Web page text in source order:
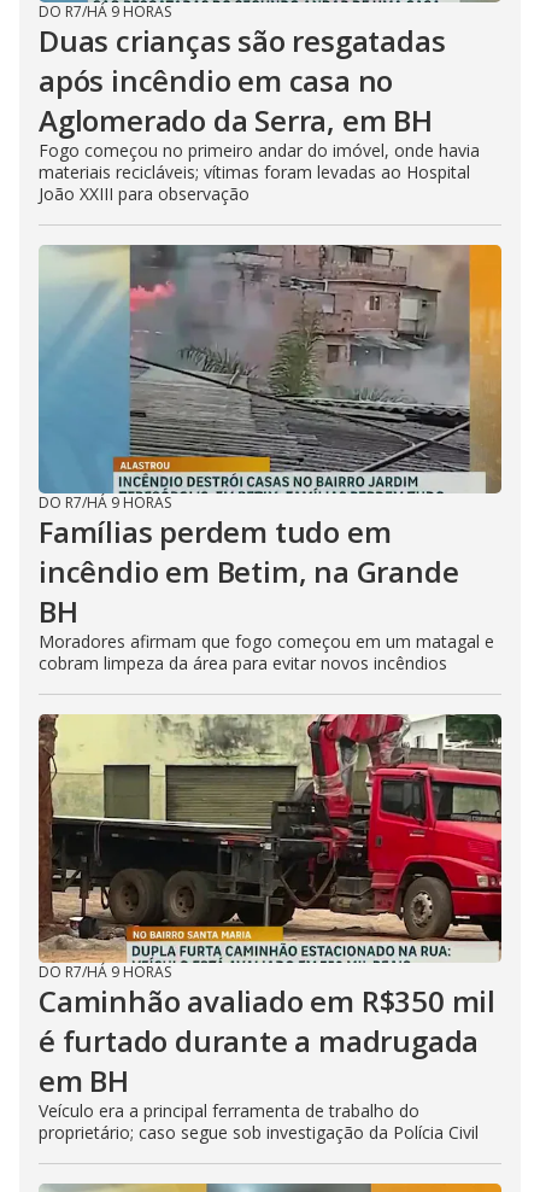
DO R7/HÁ 9 HORAS
Duas crianças são resgatadas
após incêndio em casa no
Aglomerado da Serra, em BH
Fogo começou no primeiro andar do imóvel, onde havia
materiais recicláveis; vítimas foram levadas ao Hospital
João XXIII para observação
DO R7/HÁ 9 HORAS
Famílias perdem tudo em
incêndio em Betim, na Grande
BH
Moradores afirmam que fogo começou em um matagal e
cobram limpeza da área para evitar novos incêndios
DO R7/HÁ 9 HORAS
Caminhão avaliado em R$350 mil
é furtado durante a madrugada
em BH
Veículo era a principal ferramenta de trabalho do
proprietário; caso segue sob investigação da Polícia Civil